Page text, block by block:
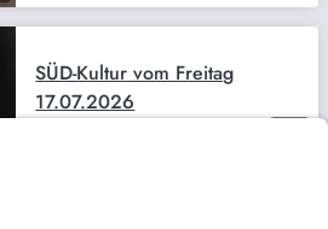
SÜD-Kultur vom Freitag
17.07.2026